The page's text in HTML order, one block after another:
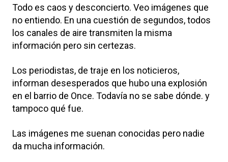
Todo es caos y desconcierto. Veo imágenes que
no entiendo. En una cuestión de segundos, todos
los canales de aire transmiten la misma
información pero sin certezas.
Los periodistas, de traje en los noticieros,
informan desesperados que hubo una explosión
en el barrio de Once. Todavía no se sabe dónde. y
tampoco qué fue.
Las imágenes me suenan conocidas pero nadie
da mucha información.